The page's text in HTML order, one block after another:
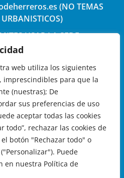
web utiliza los siguientes
imprescindibles para que la
(nuestras); De
sus preferencias de uso
aceptar todas las cookies
todo”, rechazar las cookies de
botón "Rechazar todo" o
Puede
en nuestra Política de
(NO TEMAS
USAR LA SEDE
aquí)
REDES